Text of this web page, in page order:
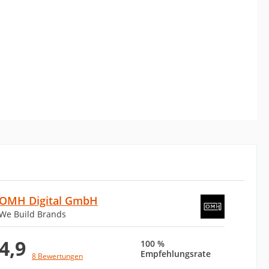
Digital GmbH
Build Brands
8 Bewertungen
100 %
Empfehlungsrate